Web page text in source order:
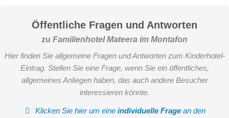
Öffentliche Fragen und Antworten
zu Familienhotel Mateera im Montafon
Hier finden Sie allgemeine Fragen und Antworten zum Kinderhotel-
Eintrag. Stellen Sie eine Frage, wenn Sie ein öffentliches,
allgemeines Anliegen haben, das auch andere Besucher
interessieren könnte.
Klicken Sie hier um eineindividuelle Frage an den